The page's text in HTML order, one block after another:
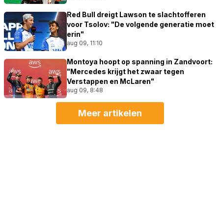
Red Bull dreigt Lawson te slachtofferen
voor Tsolov: "De volgende generatie moet
erin"
aug 09, 11:10
Montoya hoopt op spanning in Zandvoort:
"Mercedes krijgt het zwaar tegen
Verstappen en McLaren"
aug 09, 8:48
Meer artikelen